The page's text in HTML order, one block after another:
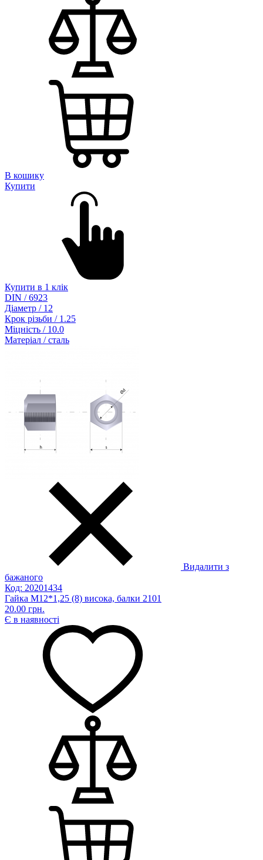
В кошику
Купити
Купити в 1 клік
DIN / 6923
Діаметр / 12
Крок різьби / 1.25
Міцність / 10.0
Матеріал / сталь
Видалити з
бажаного
Код: 20201434
Гайка М12*1,25 (8) висока, балки 2101
20.00 грн.
Є в наявності